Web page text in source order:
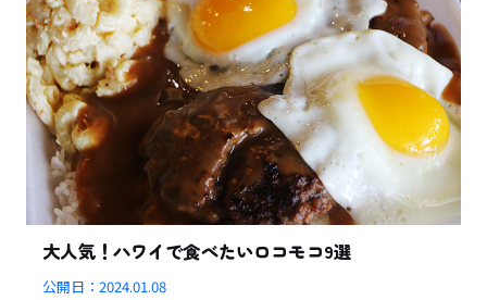
大人気！ハワイで食べたいロコモコ9選
公開日：2024.01.08